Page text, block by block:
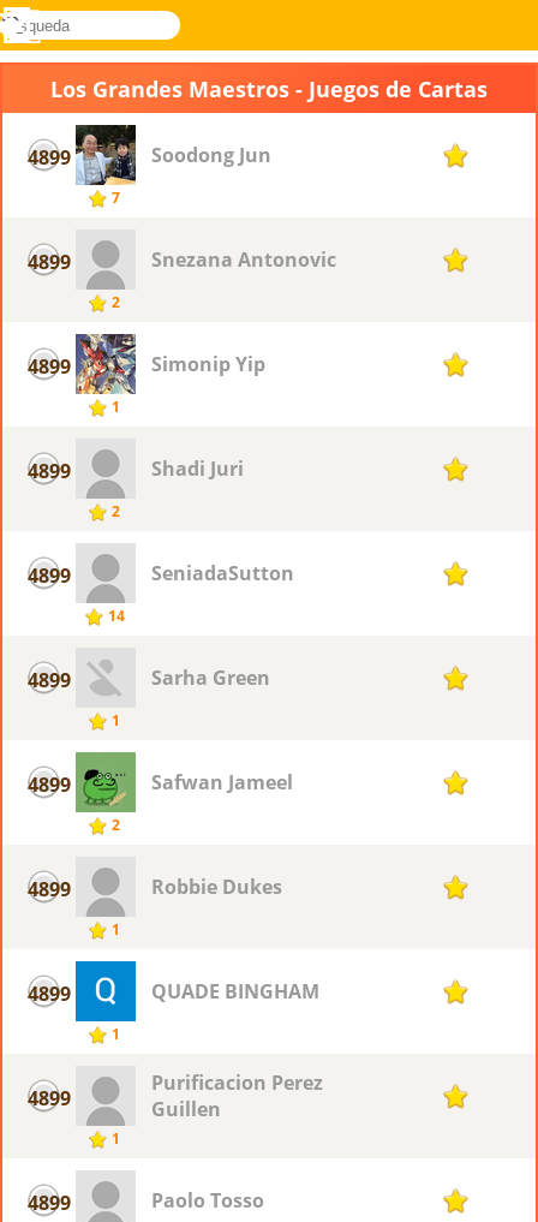
Novel
búsqueda
Acceder
Menú
Los Grandes Maestros - Juegos de Cartas
4899
7
Soodong Jun 1
4899
2
Snezana Antonovic 1
4899
1
Simonip Yip 1
4899
2
Shadi Juri 1
4899
14
SeniadaSutton 1
4899
1
Sarha Green 1
4899
2
Safwan Jameel 1
4899
1
Robbie Dukes 1
4899
1
QUADE BINGHAM 1
4899
1
Purificacion Perez
Guillen
1
4899 Paolo Tosso 1